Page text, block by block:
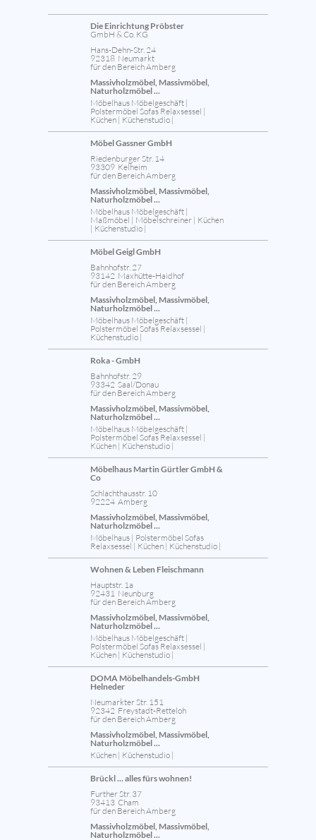
Die Einrichtung Pröbster
GmbH & Co. KG
Hans-Dehn-Str. 24
92318 Neumarkt
für den Bereich Amberg
Massivholzmöbel, Massivmöbel,
Naturholzmöbel ...
Möbelhaus Möbelgeschäft |
Polstermöbel Sofas Relaxsessel |
Küchen | Küchenstudio |
Möbel Gassner GmbH
Riedenburger Str. 14
93309 Kelheim
für den Bereich Amberg
Massivholzmöbel, Massivmöbel,
Naturholzmöbel ...
Möbelhaus Möbelgeschäft |
Maßmöbel | Möbelschreiner | Küchen
| Küchenstudio |
Möbel Geigl GmbH
Bahnhofstr. 27
93142 Maxhütte-Haidhof
für den Bereich Amberg
Massivholzmöbel, Massivmöbel,
Naturholzmöbel ...
Möbelhaus Möbelgeschäft |
Polstermöbel Sofas Relaxsessel |
Küchenstudio |
Roka - GmbH
Bahnhofstr. 29
93342 Saal/Donau
für den Bereich Amberg
Massivholzmöbel, Massivmöbel,
Naturholzmöbel ...
Möbelhaus Möbelgeschäft |
Polstermöbel Sofas Relaxsessel |
Küchen | Küchenstudio |
Möbelhaus Martin Gürtler GmbH &
Co
Schlachthausstr. 10
92224 Amberg
Massivholzmöbel, Massivmöbel,
Naturholzmöbel ...
Möbelhaus | Polstermöbel Sofas
Relaxsessel | Küchen | Küchenstudio |
Wohnen & Leben Fleischmann
Hauptstr. 1a
92431 Neunburg
für den Bereich Amberg
Massivholzmöbel, Massivmöbel,
Naturholzmöbel ...
Möbelhaus Möbelgeschäft |
Polstermöbel Sofas Relaxsessel |
Küchen | Küchenstudio |
DOMA Möbelhandels-GmbH
Helneder
Neumarkter Str. 151
92342 Freystadt-Retteloh
für den Bereich Amberg
Massivholzmöbel, Massivmöbel,
Naturholzmöbel ...
Küchen | Küchenstudio |
Brückl ... alles fürs wohnen!
Further Str. 37
93413 Cham
für den Bereich Amberg
Massivholzmöbel, Massivmöbel,
Naturholzmöbel ...